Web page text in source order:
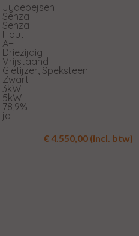
Jydepejsen
Senza
Senza
Hout
A+
Driezijdig
Vrijstaand
Gietijzer, Speksteen
Zwart
3kW
5kW
78,9%
ja
€ 4.550,00 (incl. btw)